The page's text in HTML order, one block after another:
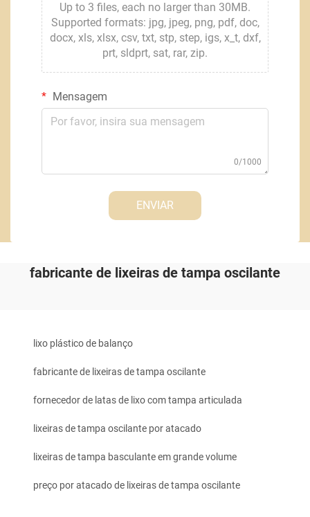
Up to 3 files, each no larger than 30MB.
Supported formats: jpg, jpeg, png, pdf, doc,
docx, xls, xlsx, csv, txt, stp, step, igs, x_t, dxf,
prt, sldprt, sat, rar, zip.
Mensagem
0/1000
ENVIAR
fabricante de lixeiras de tampa oscilante
lixo plástico de balanço
fabricante de lixeiras de tampa oscilante
fornecedor de latas de lixo com tampa articulada
lixeiras de tampa oscilante por atacado
lixeiras de tampa basculante em grande volume
preço por atacado de lixeiras de tampa oscilante